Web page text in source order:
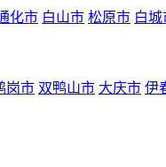
化市 白山市 松原市 白城
岗市 双鸭山市 大庆市 伊